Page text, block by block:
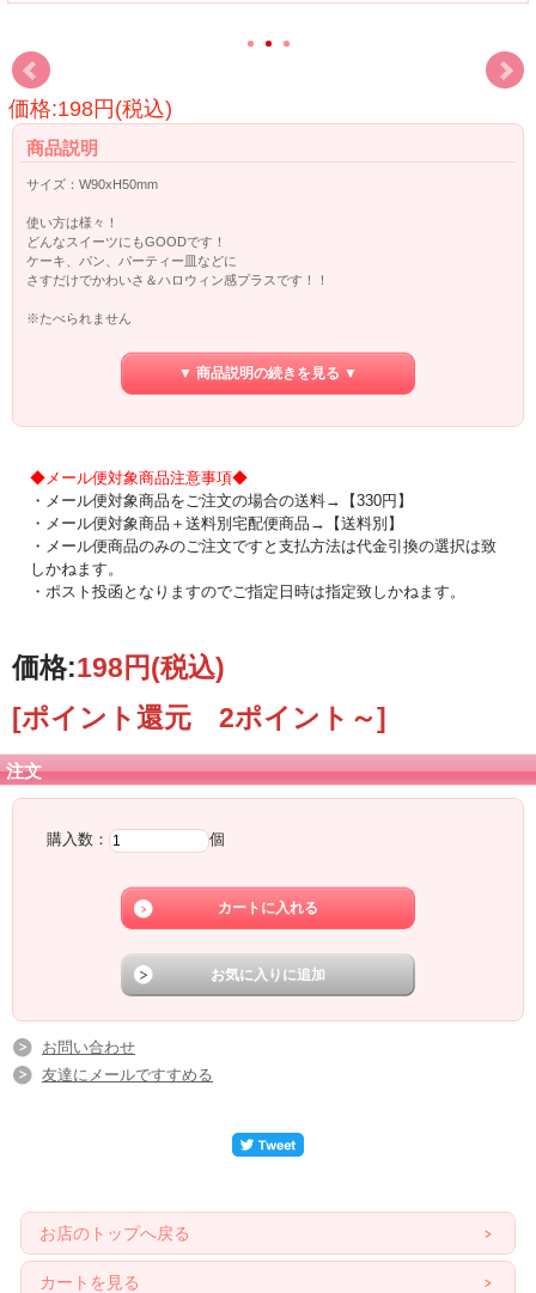
価格:198円(税込)
商品説明
サイズ：W90xH50mm
使い方は様々！
どんなスイーツにもGOODです！
ケーキ、パン、パーティー皿などに
さすだけでかわいさ＆ハロウィン感プラスです！！
※たべられません
▼ 商品説明の続きを見る ▼
◆メール便対象商品注意事項◆
・メール便対象商品をご注文の場合の送料→【330円】
・メール便対象商品＋送料別宅配便商品→【送料別】
・メール便商品のみのご注文ですと支払方法は代金引換の選択は致
しかねます。
・ポスト投函となりますのでご指定日時は指定致しかねます。
価格:198円(税込)
[ポイント還元 2ポイント～]
注文
購入数： 個
お問い合わせ
友達にメールですすめる
お店のトップへ戻る
カートを見る